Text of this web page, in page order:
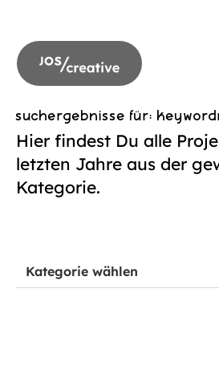
suchergebnisse für:
Hier findest Du alle
letzten Jahre aus der
Kategorie.
Kategorie wählen